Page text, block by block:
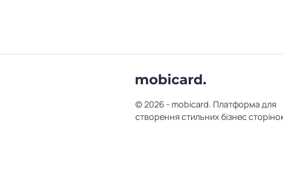
© 2026 - mobicard. Платформа для
створення стильних бізнес